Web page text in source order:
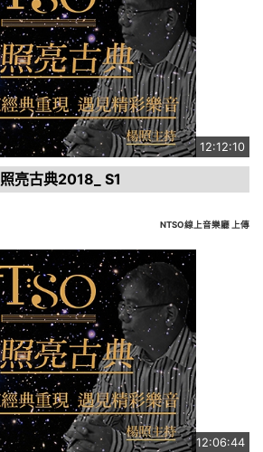
12:12:10
照亮古典2018_ S1
NTSO線上音樂廳 上傳
12:06:44